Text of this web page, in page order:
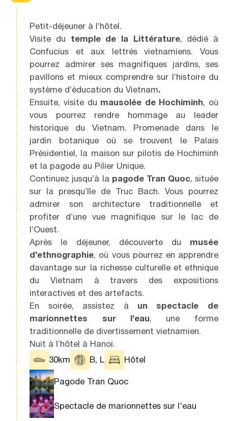
Petit-déjeuner à l’hôtel.
Visite du temple de la Littérature, dédié à
Confucius et aux lettrés vietnamiens. Vous
pourrez admirer ses magnifiques jardins, ses
pavillons et mieux comprendre sur l’histoire du
système d’éducation du Vietnam.
Ensuite, visite du mausolée de Hochiminh, où
vous pourrez rendre hommage au leader
historique du Vietnam. Promenade dans le
jardin botanique où se trouvent le Palais
Présidentiel, la maison sur pilotis de Hochiminh
et la pagode au Pilier Unique.
Continuez jusqu’à la pagode Tran Quoc, située
sur la presqu’île de Truc Bach. Vous pourrez
admirer son architecture traditionnelle et
profiter d’une vue magnifique sur le lac de
l’Ouest.
Après le déjeuner, découverte du musée
d’ethnographie, où vous pourrez en apprendre
davantage sur la richesse culturelle et ethnique
du Vietnam à travers des expositions
interactives et des artefacts.
En soirée, assistez à un spectacle de
marionnettes sur l’eau, une forme
traditionnelle de divertissement vietnamien.
Nuit à l’hôtel à Hanoi.
30km
B, L Hôtel
Pagode Tran Quoc
Spectacle de marionnettes sur l'eau